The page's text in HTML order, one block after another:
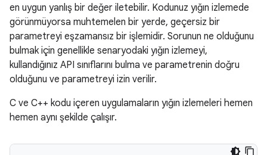
en uygun yanlış bir değer iletebilir. Kodunuz yığın izlemede
görünmüyorsa muhtemelen bir yerde, geçersiz bir
parametreyi eşzamansız bir işlemidir. Sorunun ne olduğunu
bulmak için genellikle senaryodaki yığın izlemeyi,
kullandığınız API sınıflarını bulma ve parametrenin doğru
olduğunu ve parametreyi izin verilir.
C ve C++ kodu içeren uygulamaların yığın izlemeleri hemen
hemen aynı şekilde çalışır.